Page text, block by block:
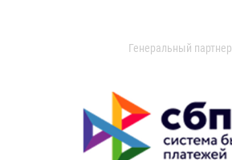
Генеральный партнер